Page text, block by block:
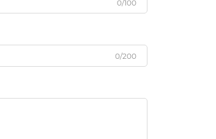
0/100
0/200